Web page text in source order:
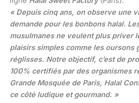
« Depuis cinq ans, on observe une
demande pour les bonbons halal.
musulmanes ne veulent plus priver
plaisirs simples comme les oursons
réglisses. Notre objectif, c’est de
100% certifiés par des organismes
Grande Mosquée de Paris, Halal
ce côté ludique et gourmand. »